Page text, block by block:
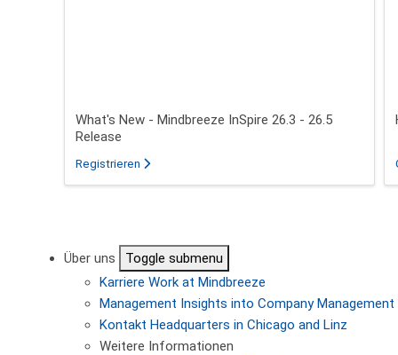
What's New - Mindbreeze InSpire 26.3 - 26.5
Release
Registrieren für das Webinar über What's New - Mindbreeze
Über uns
Toggle submenu
Karriere Work at Mindbreeze
Management Insights into Company Management
Kontakt Headquarters in Chicago and Linz
Weitere Informationen